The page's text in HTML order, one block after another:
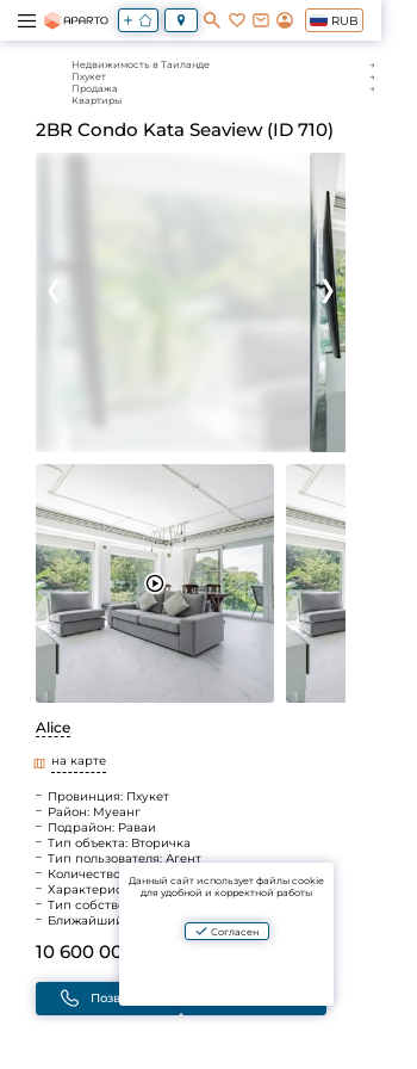
RUB
Недвижимость в Таиланде
Пхукет
Продажа
Квартиры
2BR Condo Kata Seaview (ID 710)
Alice
на карте
Провинция: Пхукет
Район: Муеанг
Подрайон: Раваи
Тип объекта: Вторичка
Тип пользователя: Агент
Количество спален: 2 спальни
Характеристики: Вид на море
Тип собственности: Freehold
Ближайший пляж: Ката
10 600 000 B
Позвонить
Данный сайт использует файлы cookie
для удобной и корректной работы
Согласен